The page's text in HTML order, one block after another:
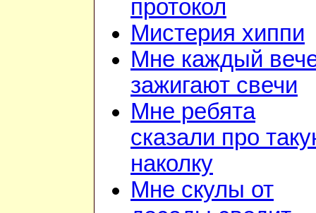
протокол
Мистерия хиппи
Мне каждый
зажигают свечи
Мне ребята
сказали про
наколку
Мне скулы от